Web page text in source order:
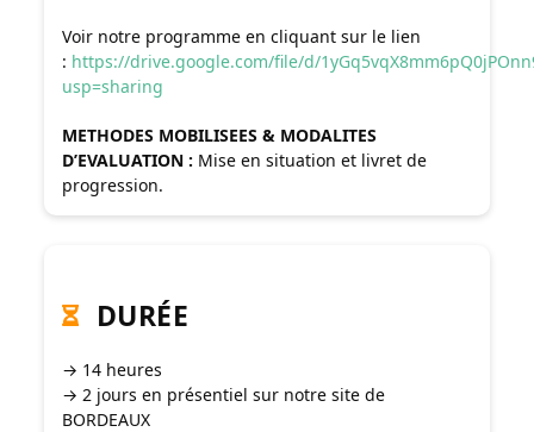
Voir notre programme en cliquant sur le lien
: https://drive.google.com/file/d/
usp=sharing
METHODES MOBILISEES & MODALITES
D’EVALUATION : Mise en situation et livret de
progression.
DURÉE
→ 14 heures
→ 2 jours en présentiel sur notre site de
BORDEAUX